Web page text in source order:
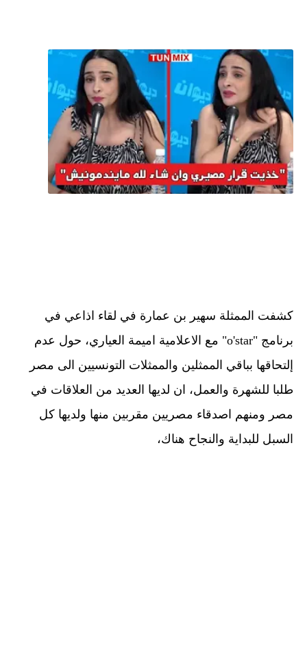
كشفت الممثلة سهير بن عمارة في لقاء اذاعي في
برنامج "o'star" مع الاعلامية اميمة العياري، حول عدم
إلتحاقها بباقي الممثلين والممثلات التونسيين الى مصر
طلبا للشهرة والعمل، ان لديها العديد من العلاقات في
مصر ومنهم اصدقاء مصريين مقربين منها ولديها كل
السبل للبداية والنجاح هناك،